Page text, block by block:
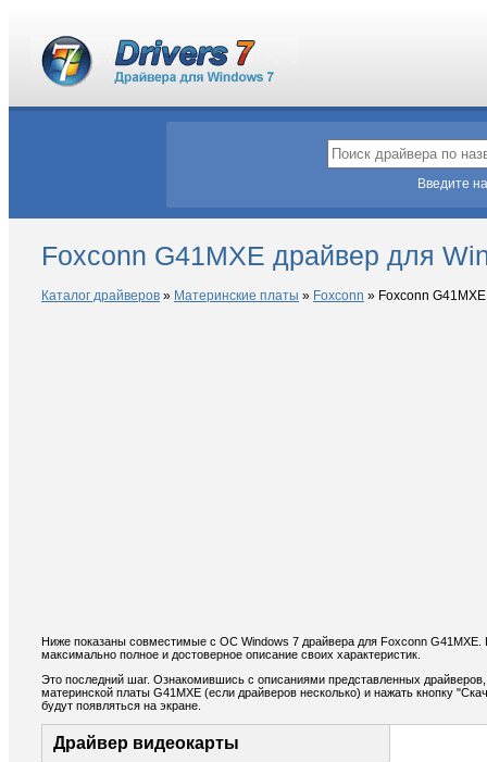
Введите
Foxconn G41MXE драйвер для
Каталог драйверов » Материнские платы » Foxconn » Foxconn G41MXE
Ниже показаны совместимые с ОС Windows 7 драйвера для Foxconn
максимально полное и достоверное описание своих характеристик.
Это последний шаг. Ознакомившись с описаниями представленных
материнской платы G41MXE (если драйверов несколько) и нажать кнопку
будут появляться на экране.
Драйвер видеокарты